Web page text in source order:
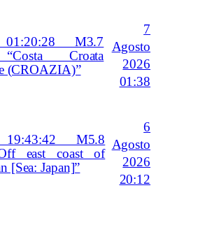
01:20:28 M3.7
Croata
(CROAZIA)”
7
Agosto
2026
01:38
19:43:42 M5.8
east coast of
[Sea: Japan]”
6
Agosto
2026
20:12